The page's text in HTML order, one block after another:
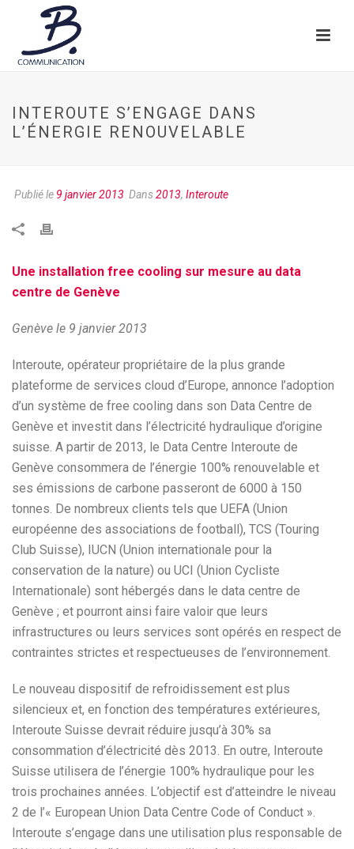
INTEROUTE S’ENGAGE DANS
L’ÉNERGIE RENOUVELABLE
Publié le 9 janvier 2013 Dans2013, Interoute
Une installation free cooling sur mesure au data
centre de Genève
Genève le 9 janvier 2013
Interoute, opérateur propriétaire de la plus grande
plateforme de services cloud d’Europe, annonce l’adoption
d’un système de free cooling dans son Data Centre de
Genève et investit dans l’électricité hydraulique d’origine
suisse. A partir de 2013, le Data Centre Interoute de
Genève consommera de l’énergie 100% renouvelable et
ses émissions de carbone passeront de 6000 à 150
tonnes. De nombreux clients tels que UEFA (Union
européenne des associations de football), TCS (Touring
Club Suisse), IUCN (Union internationale pour la
conservation de la nature) ou UCI (Union Cycliste
Internationale) sont hébergés dans le data centre de
Genève ; et pourront ainsi faire valoir que leurs
infrastructures ou leurs services sont opérés en respect de
contraintes strictes et respectueuses de l’environnement.
Le nouveau dispositif de refroidissement est plus
silencieux et, en fonction des températures extérieures,
Interoute Suisse devrait réduire jusqu’à 30% sa
consommation d’électricité dès 2013. En outre, Interoute
Suisse utilisera de l’énergie 100% hydraulique pour les
trois prochaines années. L’objectif est d’atteindre le niveau
2 de l’« European Union Data Centre Code of Conduct ».
Interoute s’engage dans une utilisation plus responsable de